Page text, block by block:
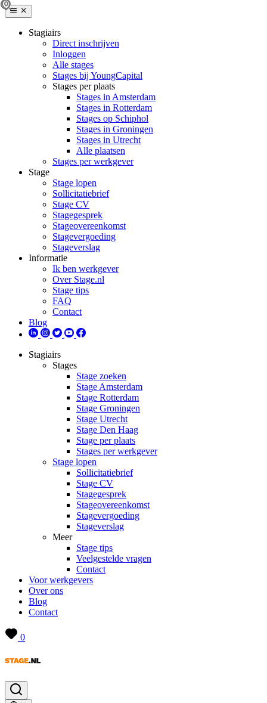
Stagiairs
Direct inschrijven
Inloggen
Alle stages
Stages bij YoungCapital
Stages per plaats
Stages in Amsterdam
Stages in Rotterdam
Stages op Schiphol
Stages in Groningen
Stages in Utrecht
Alle plaatsen
Stages per werkgever
Stage
Stage lopen
Sollicitatiebrief
Stage CV
Stagegesprek
Stageovereenkomst
Stagevergoeding
Stageverslag
Informatie
Ik ben werkgever
Over Stage.nl
Stage tips
FAQ
Contact
Blog
Stagiairs
Stages
Stage zoeken
Stage Amsterdam
Stage Rotterdam
Stage Groningen
Stage Utrecht
Stage Den Haag
Stage per plaats
Stages per werkgever
Stage lopen
Sollicitatiebrief
Stage CV
Stagegesprek
Stageovereenkomst
Stagevergoeding
Stageverslag
Meer
Stage tips
Veelgestelde vragen
Contact
Voor werkgevers
Over ons
Blog
Contact
0